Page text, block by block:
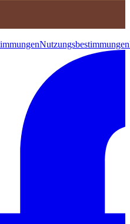
Nutzungsbestimmungen